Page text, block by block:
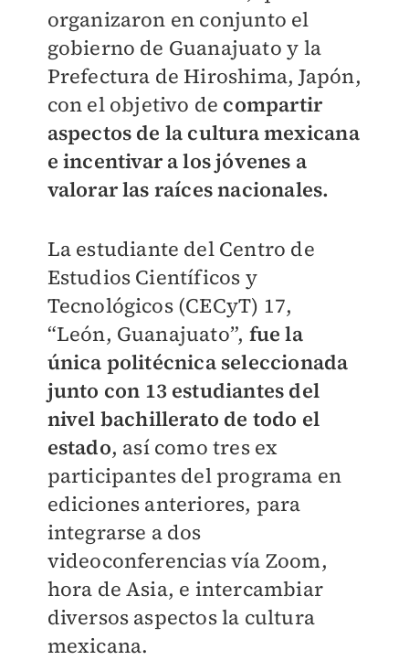
organizaron en conjunto el
gobierno de Guanajuato y la
Prefectura de Hiroshima, Japón,
con el objetivo de compartir
aspectos de la cultura mexicana
e incentivar a los jóvenes a
valorar las raíces nacionales.
La estudiante del Centro de
Estudios Científicos y
Tecnológicos (CECyT) 17,
“León, Guanajuato”, fue la
única politécnica seleccionada
junto con 13 estudiantes del
nivel bachillerato de todo el
estado, así como tres ex
participantes del programa en
ediciones anteriores, para
integrarse a dos
videoconferencias vía Zoom,
hora de Asia, e intercambiar
diversos aspectos la cultura
mexicana.